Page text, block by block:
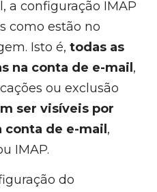
a configuração IMAP
como estão no
Isto é, todas as
na conta de e-mail ,
ou exclusão
ser visíveis por
de e-mail ,
IMAP.
do